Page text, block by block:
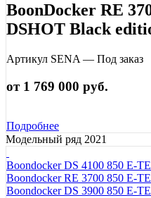
BoonDocker RE
DSHOT Black
Артикул SENA — Под заказ
от 1 769 000 руб.
Подробнее
Модельный ряд 2021
Boondocker DS 4100 850 E-
Boondocker RE 3700 850 E-
Boondocker DS 3900 850 E-